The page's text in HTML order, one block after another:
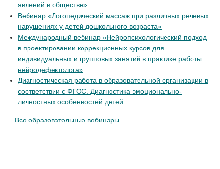
явлений в обществе»
Вебинар «Логопедический массаж при различных речевых
нарушениях у детей дошкольного возраста»
Международный вебинар «Нейропсихологический подход
в проектировании коррекционных курсов для
индивидуальных и групповых занятий в практике работы
нейродефектолога»
Диагностическая работа в образовательной организации в
соответствии с ФГОС. Диагностика эмоционально-
личностных особенностей детей
Все образовательные вебинары